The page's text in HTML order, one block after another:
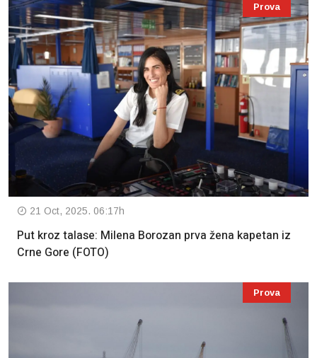
Prova
21 Oct, 2025. 06:17h
Put kroz talase: Milena Borozan prva žena kapetan iz
Crne Gore (FOTO)
Prova